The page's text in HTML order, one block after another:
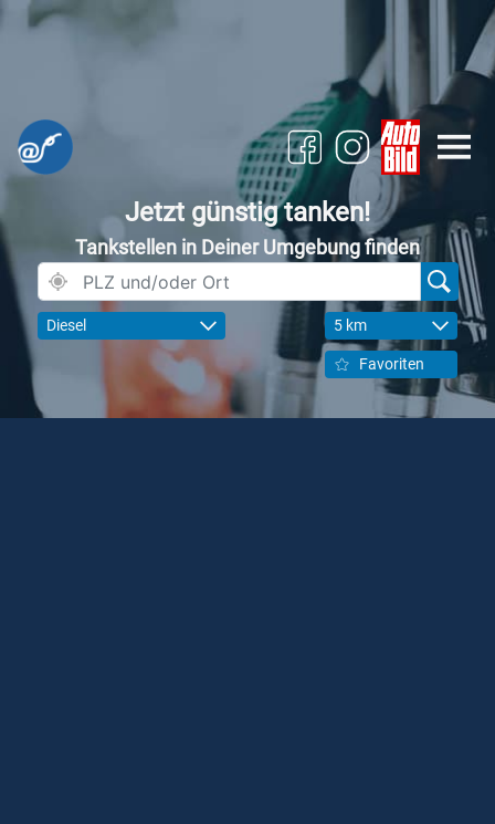
Jetzt günstig tanken!
Tankstellen in Deiner Umgebung finden
Diesel 5 km
Favoriten